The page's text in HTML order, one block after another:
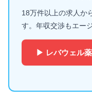
18万件以上の求人か
す。年収交渉もエー
▶ レバウェル